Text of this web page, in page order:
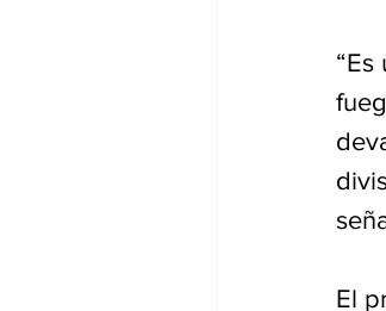
El